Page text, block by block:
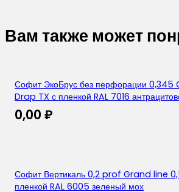
Вам также может
Софит ЭкоБрус без перфорации 0,345
Drap TX с пленкой RAL 7016
0,00 ₽
Софит Вертикаль 0,2 prof Grand line
пленкой RAL 6005 зеленый мох